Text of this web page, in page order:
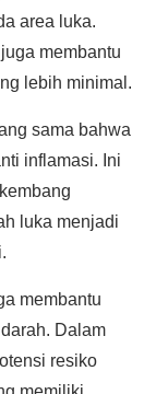
area luka.
juga membantu
lebih minimal.
sama bahwa
inflamasi. Ini
luka menjadi
membantu
Dalam
resiko